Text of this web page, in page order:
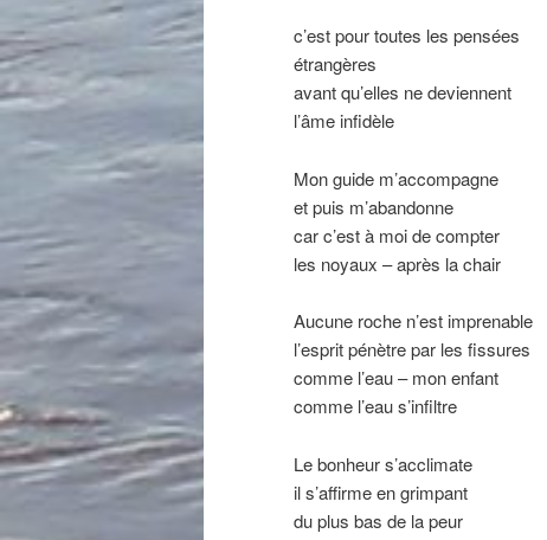
c’est pour toutes les pensées
étrangères
avant qu’elles ne deviennent
l’âme infidèle
Mon guide m’accompagne
et puis m’abandonne
car c’est à moi de compter
les noyaux – après la chair
Aucune roche n’est imprenable
l’esprit pénètre par les fissures
comme l’eau – mon enfant
comme l’eau s’infiltre
Le bonheur s’acclimate
il s’affirme en grimpant
du plus bas de la peur